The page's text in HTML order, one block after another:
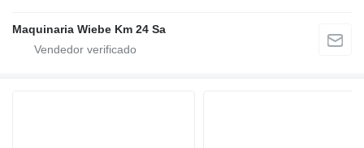
Maquinaria Wiebe Km 24 Sa